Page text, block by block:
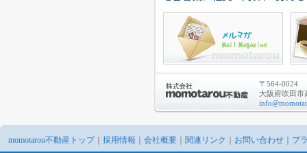
〒564-0024
大阪府吹田市
momotarou不動産トップ｜ 採用情報 会社概要 関連リンク お問い合わせ プ